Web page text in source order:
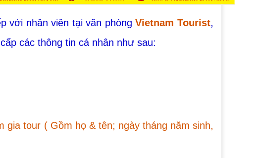
với nhân viên tại văn phòngVietnam Tourist,
các thông tin cá nhân như sau:
gia tour ( Gồm họ & tên; ngày tháng năm sinh,